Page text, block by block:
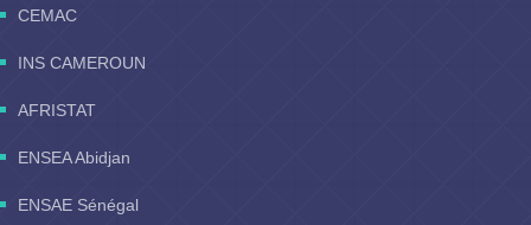
CEMAC
INS CAMEROUN
AFRISTAT
ENSEA Abidjan
ENSAE Sénégal